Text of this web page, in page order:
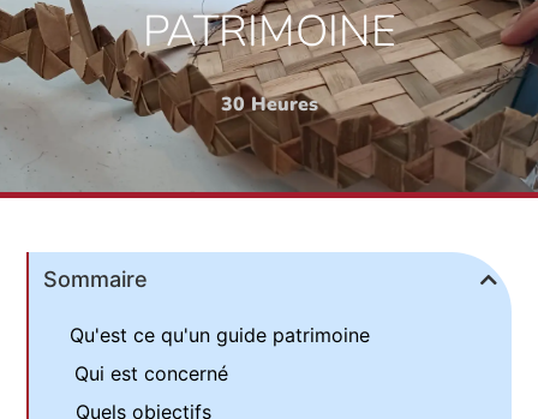
PATRIMOINE
30 Heures
Sommaire
Qu'est ce qu'un guide patrimoine
Qui est concerné
Quels objectifs